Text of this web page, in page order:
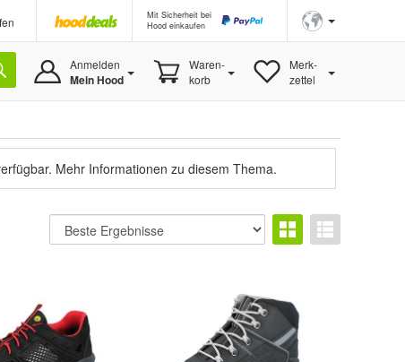
Mit Sicherheit bei
Hood einkaufen
Anmelden
Mein Hood
Waren-
korb
Merk-
zettel
Mehr Informationen zu diesem Thema.